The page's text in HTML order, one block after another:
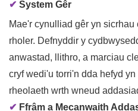
✔ System Gêr
Mae'r cynulliad gêr yn
rholer. Defnyddir y
anwastad, llithro, a marciau
cryf wedi'u torri'n dda hefyd
rheolaeth wrth wneud
✔ Ffrâm a Mecanwaith